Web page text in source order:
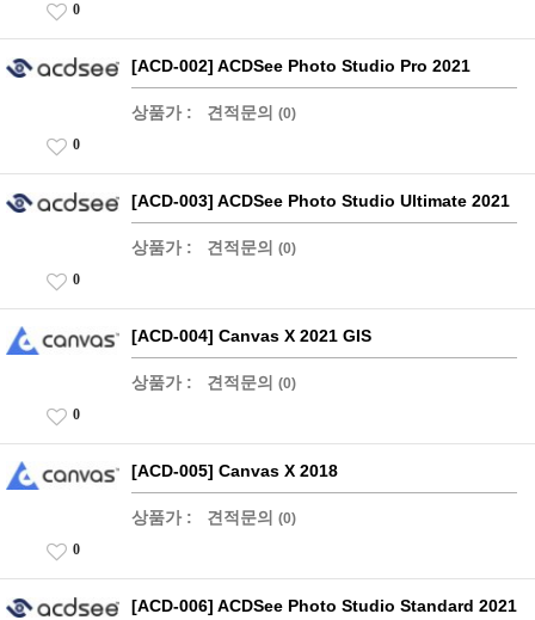
0
[ACD-002] ACDSee Photo Studio Pro 2021
상품가 : 견적문의 (0)
0
[ACD-003] ACDSee Photo Studio Ultimate 2021
상품가 : 견적문의 (0)
0
[ACD-004] Canvas X 2021 GIS
상품가 : 견적문의 (0)
0
[ACD-005] Canvas X 2018
상품가 : 견적문의 (0)
0
[ACD-006] ACDSee Photo Studio Standard 2021